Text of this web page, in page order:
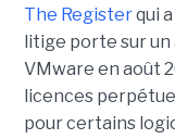
The Registerqui
litige porte sur
VMware en août
licences
pour certains